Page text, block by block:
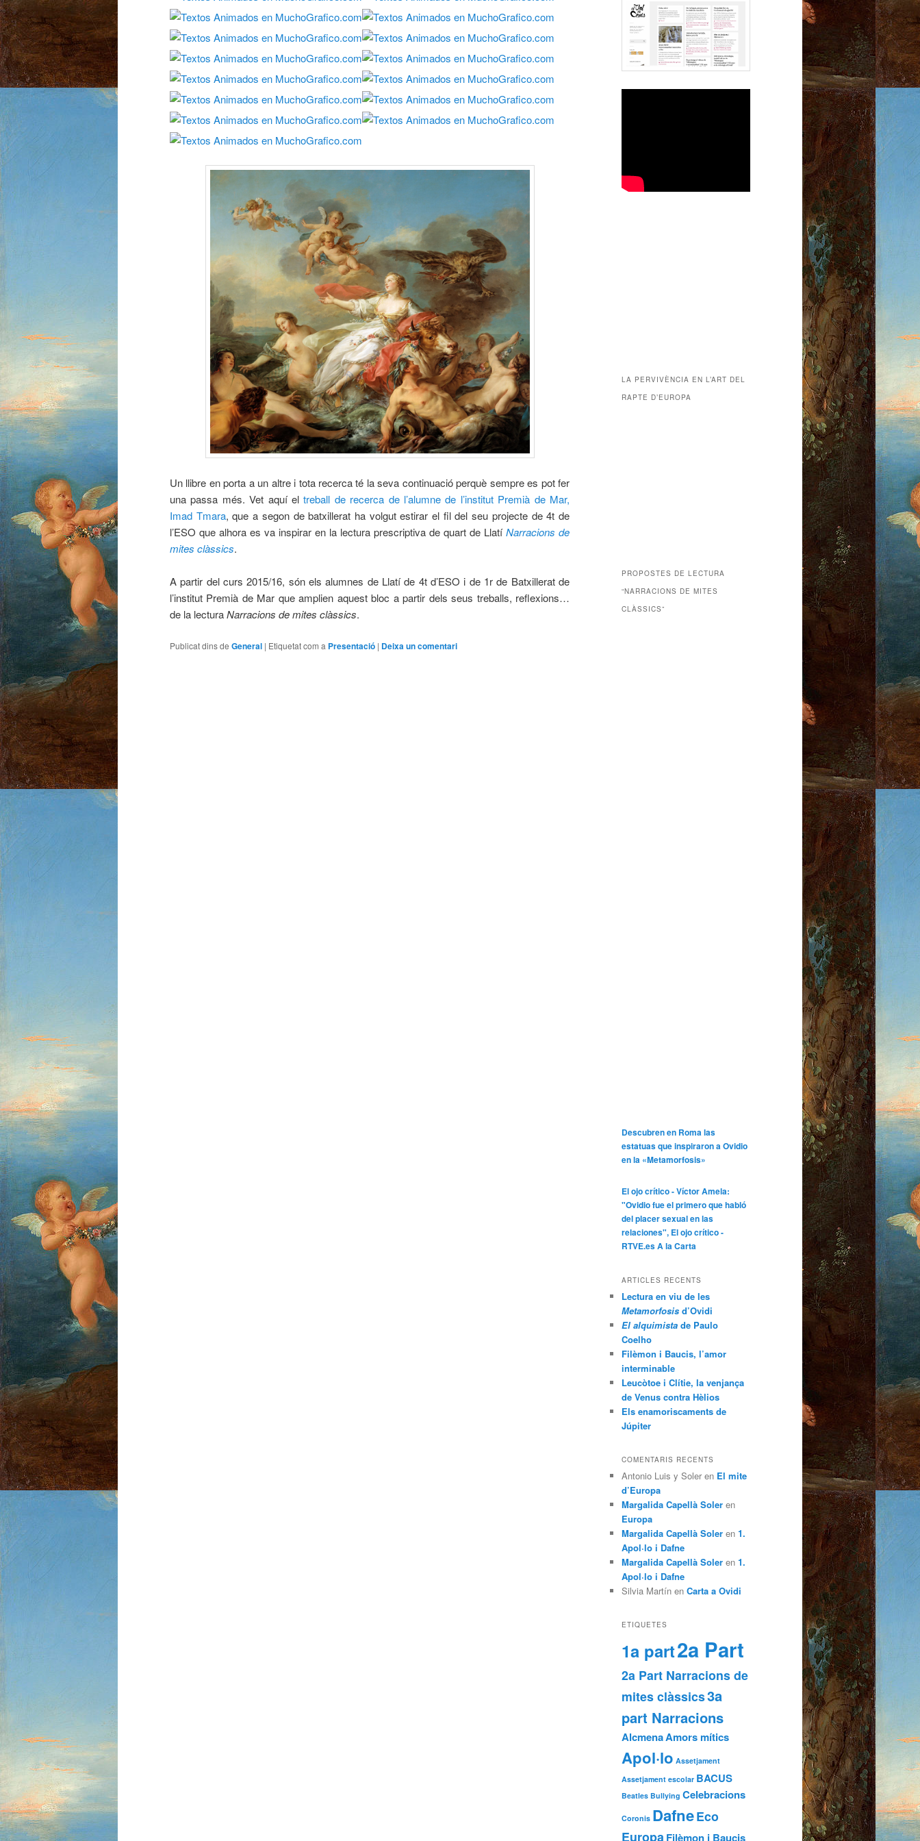
Un llibre en porta a un altre i tota recerca té la seva continuació perquè sempre es pot fer
una passa més. Vet aquí eltreball de recerca de l’alumne de l’institut Premià de Mar,
Imad Tmara, que a segon de batxillerat ha volgut estirar el fil del seu projecte de 4t de
l’ESO que alhora es va inspirar en la lectura prescriptiva de quart de LlatíNarracions de
mites clàssics.
A partir del curs 2015/16, són els alumnes de Llatí de 4t d’ESO i de 1r de Batxillerat de
l’institut Premià de Mar que amplien aquest bloc a partir dels seus treballs, reflexions…
de la lecturaNarracions de mites clàssics.
Publicat dins de General | Etiquetat com a Presentació | Deixa un comentari
LA PERVIVÈNCIA EN L’ART DEL
RAPTE D’EUROPA
PROPOSTES DE LECTURA
“NARRACIONS DE MITES
CLÀSSICS”
Descubren en Roma las
estatuas que inspiraron a Ovidio
en la «Metamorfosis»
El ojo crítico - Víctor Amela:
"Ovidio fue el primero que habló
del placer sexual en las
relaciones", El ojo crítico -
RTVE.es A la Carta
ARTICLES RECENTS
Lectura en viu de les
Metamorfosis d’Ovidi
El alquimista de Paulo
Coelho
Filèmon i Baucis, l’amor
interminable
Leucòtoe i Clítie, la venjança
de Venus contra Hèlios
Els enamoriscaments de
Júpiter
COMENTARIS RECENTS
Antonio Luis y Soler en El mite
d’Europa
Margalida Capellà Soler en
Europa
Margalida Capellà Soler en 1.
Apol·lo i Dafne
Margalida Capellà Soler en 1.
Apol·lo i Dafne
Silvia Martín en Carta a Ovidi
ETIQUETES
1a part2a Part
2a Part Narracions de
mites clàssics3a
part Narracions
AlcmenaAmors mítics
Apol·lo Assetjament
Assetjament escolar BACUS
Beatles Bullying Celebracions
Coronis DafneEco
Europa Filèmon i Baucis